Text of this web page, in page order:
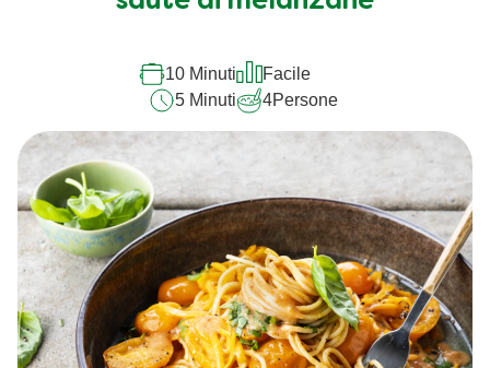
10 Minuti
Facile
5 Minuti
4Persone